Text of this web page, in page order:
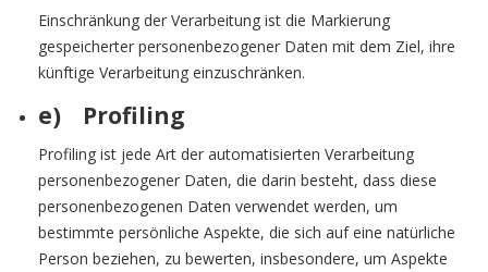
Einschränkung der Verarbeitung ist die Markierung
gespeicherter personenbezogener Daten mit dem Ziel, ihre
künftige Verarbeitung einzuschränken.
e) Profiling
Profiling ist jede Art der automatisierten Verarbeitung
personenbezogener Daten, die darin besteht, dass diese
personenbezogenen Daten verwendet werden, um
bestimmte persönliche Aspekte, die sich auf eine natürliche
Person beziehen, zu bewerten, insbesondere, um Aspekte